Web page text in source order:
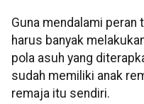
Guna mendalami
harus banyak
pola asuh yang
sudah memiliki anak
remaja itu sendiri.